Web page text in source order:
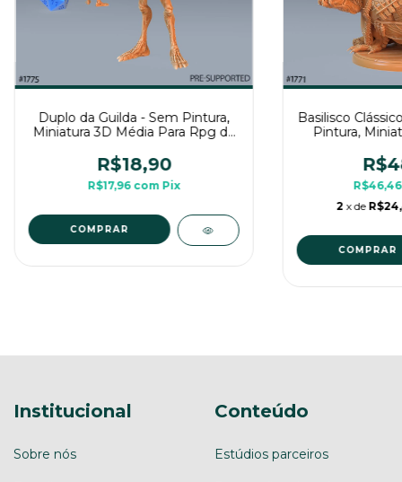
Duplo da Guilda - Sem Pintura,
Miniatura 3D Média Para Rpg de
R$18,90
R$17,96 com Pix
COMPRAR
Basilisco
Pintura,
2 x de
Institucional
Sobre nós
Conteúdo
Estúdios parceiros